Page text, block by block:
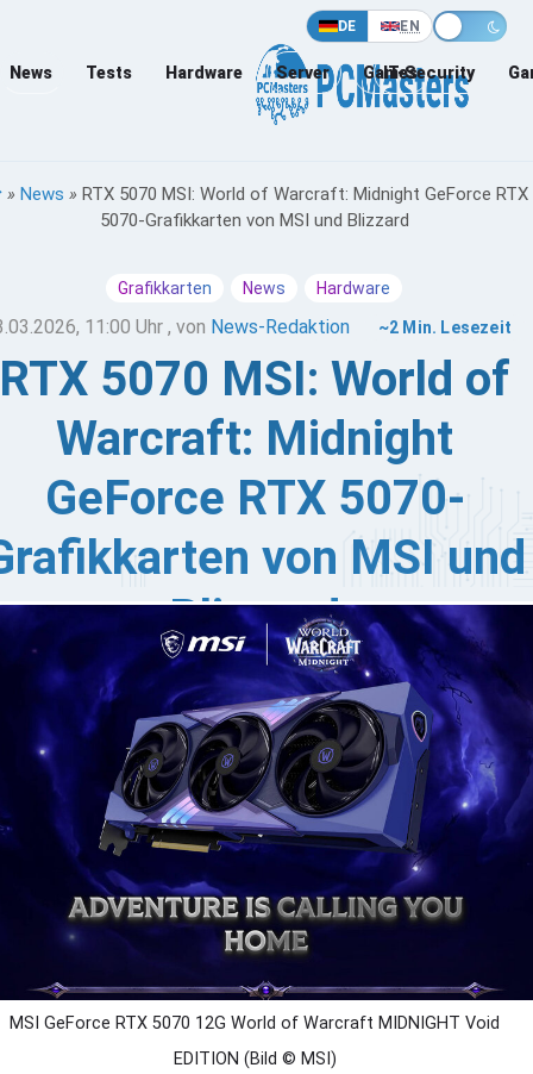
DE EN
News Tests Hardware Server Games
IT-Security
» News » RTX 5070 MSI: World of Warcraft: Midnight GeForce RTX
5070-Grafikkarten von MSI und Blizzard
Grafikkarten News Hardware
11:00 Uhr , von News-Redaktion ~2 Min. Lesezeit
RTX 5070 MSI: World of
Warcraft: Midnight
GeForce RTX 5070-
von MSI und
Blizzard
will mit Blizzard den Start der World of Warcraft:
mit einer neuen Grafikkarte zu feiern. Im Rahmen
Partnerschaft werden limitierte MSI × World of
Midnight GeForce RTX 5070-Grafikkarten in
verschiedenen Designs angeboten – Light Edition
Void Edition. Diese GPUs erwecken die legendären
von Azeroth durch bahnbrechende Leistung und
visuelles Storytelling zum Leben.
MSI GeForce RTX 5070 12G World of Warcraft MIDNIGHT Void
EDITION (Bild © MSI)